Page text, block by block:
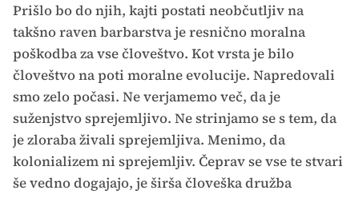
Prišlo bo do njih, kajti postati neobčutljiv na
takšno raven barbarstva je resnično moralna
poškodba za vse človeštvo. Kot vrsta je bilo
človeštvo na poti moralne evolucije. Napredovali
smo zelo počasi. Ne verjamemo več, da je
suženjstvo sprejemljivo. Ne strinjamo se s tem, da
je zloraba živali sprejemljiva. Menimo, da
kolonializem ni sprejemljiv. Čeprav se vse te stvari
še vedno dogajajo, je širša človeška družba